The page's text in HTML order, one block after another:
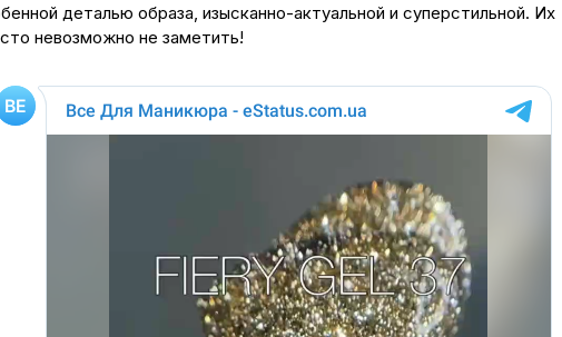
деталью образа, изысканно-актуальной и суперстильной. Их
невозможно не заметить!